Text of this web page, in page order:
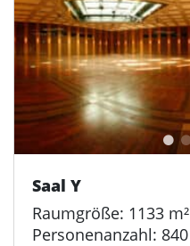
Saal Y
Raumgröße: 1133 m²
Personenanzahl: 840